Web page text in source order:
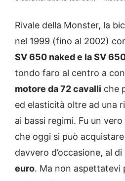
Rivale della Monster, la
nel 1999 (fino al 2002)
SV 650 naked e la SV
tondo faro al centro a
motore da 72 cavalli che
ed elasticità oltre ad una
ai bassi regimi. Fu un
che oggi si può
davvero d’occasione, al
euro. Ma non aspettatevi